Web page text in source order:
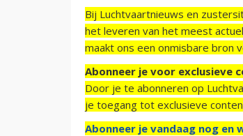
Bij Luchtvaartnieuws en
het leveren van het meest
maakt ons een onmisbare bron
Abonneer je voor exclusieve
Door je te abonneren op
je toegang tot exclusieve
Abonneer je vandaag nog en